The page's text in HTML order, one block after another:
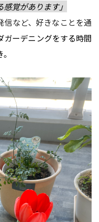
覚があります」
信など、好きなことを通
ガーデニングをする時間